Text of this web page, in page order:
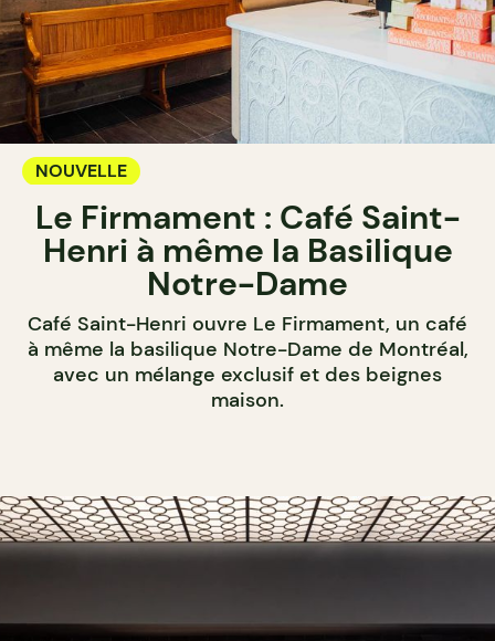
NOUVELLE
Le Firmament : Café Saint-
Henri à même la Basilique
Notre-Dame
Café Saint-Henri ouvre Le Firmament, un café
à même la basilique Notre-Dame de Montréal,
avec un mélange exclusif et des beignes
maison.